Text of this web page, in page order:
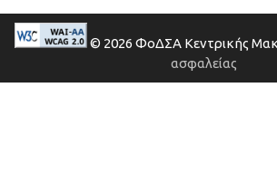
© 2026 ΦοΔΣΑ Κεντρικής
ασφαλείας